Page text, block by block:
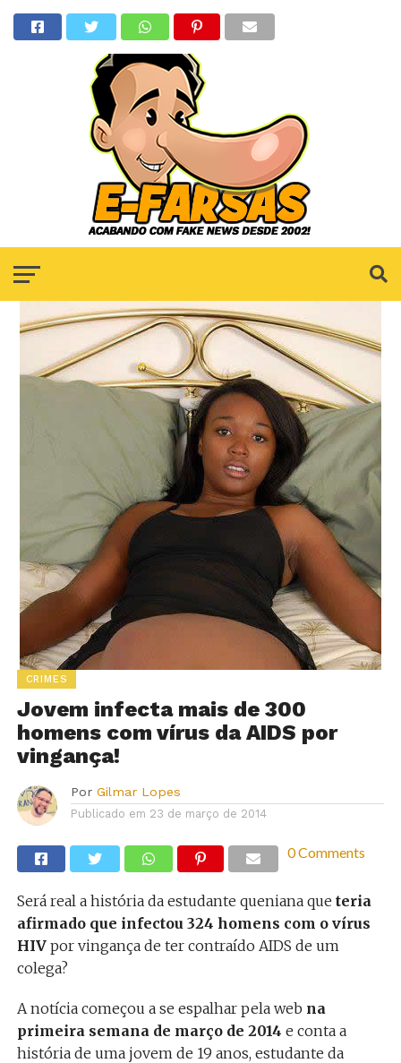
CRIMES
Jovem infecta mais de 300
homens com vírus da AIDS por
vingança!
Por Gilmar Lopes
Publicado em 23 de março de 2014
0 Comments
Será real a história da estudante queniana que teria
afirmado que infectou 324 homens com o vírus
HIVpor vingança de ter contraído AIDS de um
colega?
A notícia começou a se espalhar pela web na
primeira semana de março de 2014 e conta a
história de uma jovem de 19 anos, estudante da